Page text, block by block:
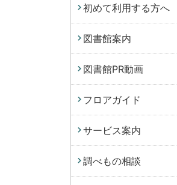
初めて利用する方へ
図書館案内
図書館PR動画
フロアガイド
サービス案内
調べもの相談